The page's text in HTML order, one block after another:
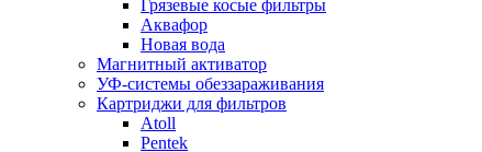
Грязевые косые фильтры
Аквафор
Новая вода
Магнитный активатор
УФ-системы обеззараживания
Картриджи для фильтров
Atoll
Pentek